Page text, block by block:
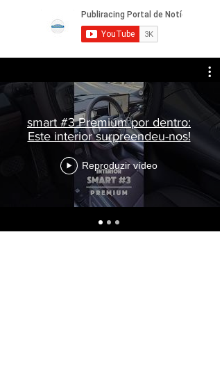
smart #3 Premium por dentro:
Este interior surpreendeu-nos!
Reproduzir vídeo